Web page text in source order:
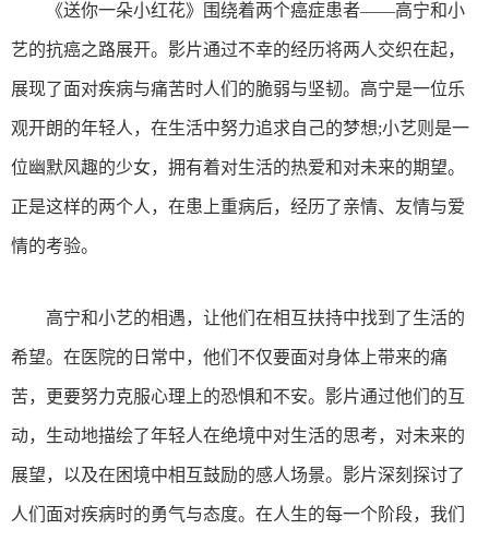
《送你一朵小红花》围绕着两个癌症患者——高宁和小
艺的抗癌之路展开。影片通过不幸的经历将两人交织在起，
展现了面对疾病与痛苦时人们的脆弱与坚韧。高宁是一位乐
观开朗的年轻人，在生活中努力追求自己的梦想;小艺则是一
位幽默风趣的少女，拥有着对生活的热爱和对未来的期望。
正是这样的两个人，在患上重病后，经历了亲情、友情与爱
情的考验。
高宁和小艺的相遇，让他们在相互扶持中找到了生活的
希望。在医院的日常中，他们不仅要面对身体上带来的痛
苦，更要努力克服心理上的恐惧和不安。影片通过他们的互
动，生动地描绘了年轻人在绝境中对生活的思考，对未来的
展望，以及在困境中相互鼓励的感人场景。影片深刻探讨了
人们面对疾病时的勇气与态度。在人生的每一个阶段，我们